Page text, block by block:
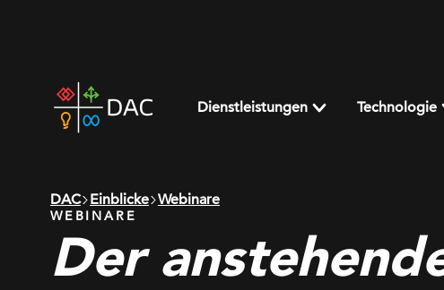
home
page
Dienstleistungen Technologie
DAC Einblicke Webinare
WEBINARE
Der